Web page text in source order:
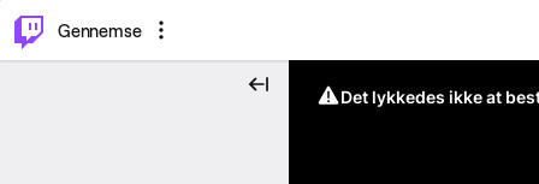
Gennemse
Det lykkedes ikke at